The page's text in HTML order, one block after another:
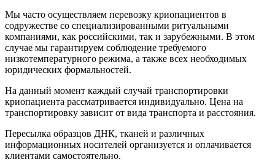
Мы часто осуществляем перевозку криопациентов в
содружестве со специализированными ритуальными
компаниями, как российскими, так и зарубежными. В этом
случае мы гарантируем соблюдение требуемого
низкотемпературного режима, а также всех необходимых
юридических формальностей.
На данный момент каждый случай транспортировки
криопациента рассматривается индивидуально. Цена на
транспортировку зависит от вида транспорта и расстояния.
Пересылка образцов ДНК, тканей и различных
информационных носителей организуется и оплачивается
клиентами самостоятельно.